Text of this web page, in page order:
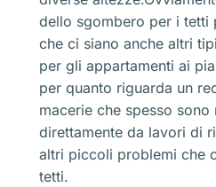
dello sgombero per i tetti
che ci siano anche altri
per gli appartamenti ai
per quanto riguarda un
macerie che spesso sono
direttamente da lavori di
altri piccoli problemi che
tetti.